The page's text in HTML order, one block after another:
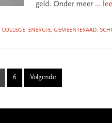
geld. Onder meer ...
COLLEGE, ENERGIE, GEMEENTERAAD,
Page Page
6 Volgende